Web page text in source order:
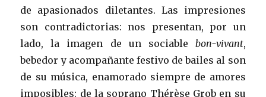
de apasionados diletantes. Las impresiones
son contradictorias: nos presentan, por un
lado, la imagen de un sociable bon-vivant,
bebedor y acompañante festivo de bailes al son
de su música, enamorado siempre de amores
imposibles: de la soprano Thérèse Grob en su